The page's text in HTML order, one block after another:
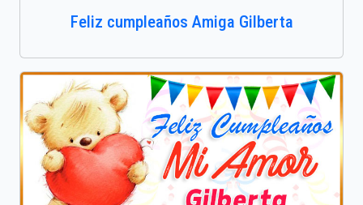
Feliz cumpleaños Amiga Gilberta